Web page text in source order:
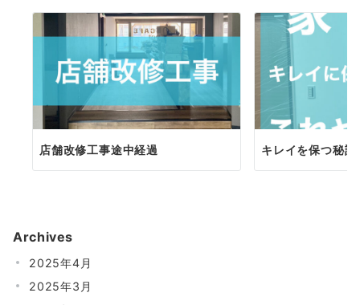
店舗改修工事途中経過 キレイを保つ秘訣
Archives
2025年4月
2025年3月